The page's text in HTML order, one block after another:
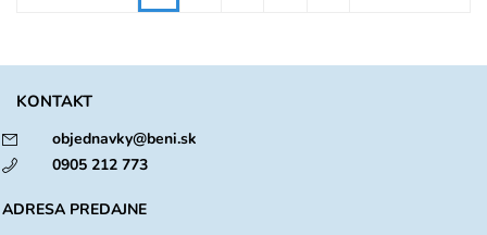
KONTAKT
objednavky@beni.sk
0905 212 773
ADRESA PREDAJNE